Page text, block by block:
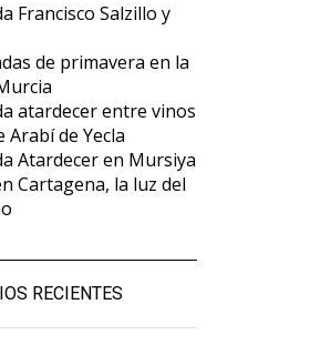
Francisco Salzillo y
de primavera en la
atardecer entre vinos
Arabí de Yecla
Atardecer en Mursiya
Cartagena, la luz del
RECIENTES